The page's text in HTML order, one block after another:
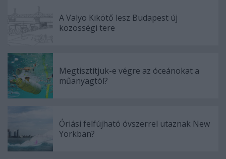
A Valyo Kikötő lesz Budapest új
közösségi tere
Megtisztítjuk-e végre az óceánokat a
műanyagtól?
Óriási felfújható óvszerrel utaznak New
Yorkban?